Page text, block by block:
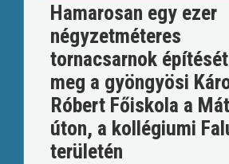
Hamarosan egy ezer
négyzetméteres
tornacsarnok
meg a gyöngyösi
Róbert Főiskola a
úton, a kollégiumi
területén